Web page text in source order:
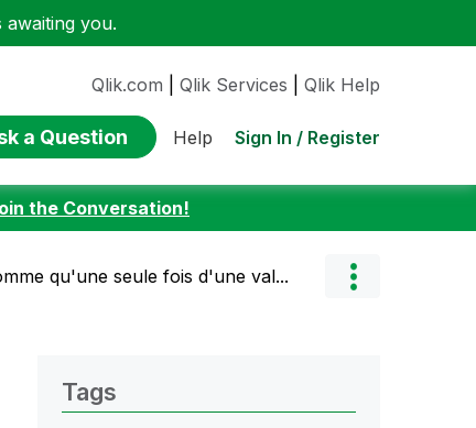
you.
Qlik.com Qlik Services Qlik Help
a Question Help Sign In / Register
the Conversation!
qu'une seule fois d'une val...
Tags